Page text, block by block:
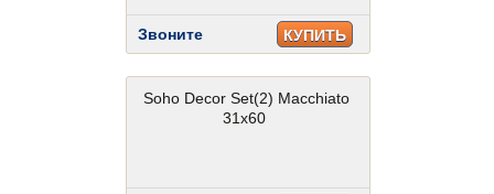
Звоните КУПИТЬ
Soho Decor Set(2) Macchiato
31x60